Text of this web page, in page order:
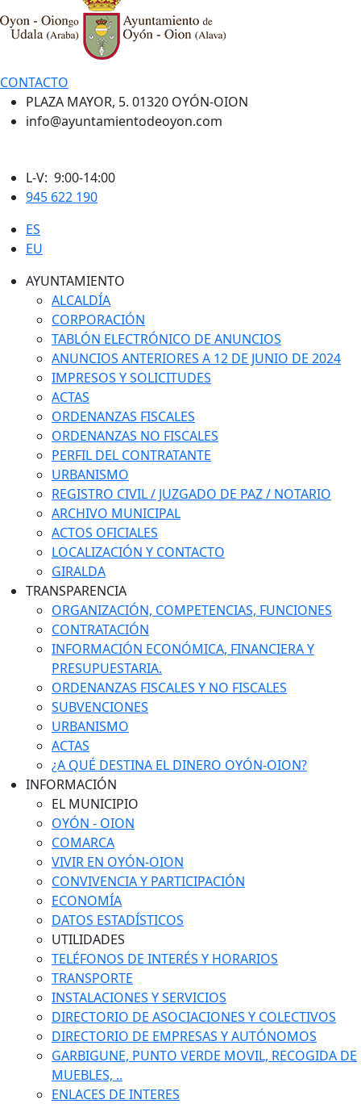
CONTACTO
PLAZA MAYOR, 5. 01320 OYÓN-OION
info@ayuntamientodeoyon.com
L-V: 9:00-14:00
945 622 190
ES
EU
AYUNTAMIENTO
ALCALDÍA
CORPORACIÓN
TABLÓN ELECTRÓNICO DE ANUNCIOS
ANUNCIOS ANTERIORES A 12 DE JUNIO DE 2024
IMPRESOS Y SOLICITUDES
ACTAS
ORDENANZAS FISCALES
ORDENANZAS NO FISCALES
PERFIL DEL CONTRATANTE
URBANISMO
REGISTRO CIVIL / JUZGADO DE PAZ / NOTARIO
ARCHIVO MUNICIPAL
ACTOS OFICIALES
LOCALIZACIÓN Y CONTACTO
GIRALDA
TRANSPARENCIA
ORGANIZACIÓN, COMPETENCIAS, FUNCIONES
CONTRATACIÓN
INFORMACIÓN ECONÓMICA, FINANCIERA Y
PRESUPUESTARIA.
ORDENANZAS FISCALES Y NO FISCALES
SUBVENCIONES
URBANISMO
ACTAS
¿A QUÉ DESTINA EL DINERO OYÓN-OION?
INFORMACIÓN
EL MUNICIPIO
OYÓN - OION
COMARCA
VIVIR EN OYÓN-OION
CONVIVENCIA Y PARTICIPACIÓN
ECONOMÍA
DATOS ESTADÍSTICOS
UTILIDADES
TELÉFONOS DE INTERÉS Y HORARIOS
TRANSPORTE
INSTALACIONES Y SERVICIOS
DIRECTORIO DE ASOCIACIONES Y COLECTIVOS
DIRECTORIO DE EMPRESAS Y AUTÓNOMOS
GARBIGUNE, PUNTO VERDE MOVIL, RECOGIDA DE
MUEBLES, ..
ENLACES DE INTERES